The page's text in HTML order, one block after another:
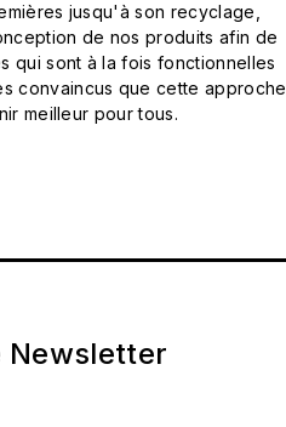
jusqu'à son recyclage,
de nos produits afin de
qui sont à la fois fonctionnelles
convaincus que cette approche
meilleur pour tous.
Newsletter